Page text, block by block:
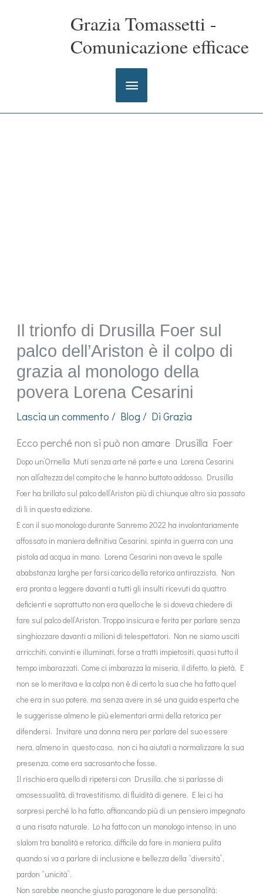
Grazia Tomassetti -
Comunicazione efficace
Menu
principale
Il trionfo di Drusilla Foer sul
palco dell’Ariston è il colpo di
grazia al monologo della
povera Lorena Cesarini
Lascia un commento / Blog / DiGrazia
Ecco perché non si può non amare Drusilla Foer
Dopo un’Ornella Muti senza arte né parte e una Lorena Cesarini
non all’altezza del compito che le hanno buttato addosso, Drusilla
Foer ha brillato sul palco dell’Ariston più di chiunque altro sia passato
di lì in questa edizione.
E con il suo monologo durante Sanremo 2022 ha involontariamente
affossato in maniera definitiva Cesarini, spinta in guerra con una
pistola ad acqua in mano. Lorena Cesarini non aveva le spalle
ababstanza larghe per farsi carico della retorica antirazzista. Non
era pronta a leggere davanti a tutti gli insulti ricevuti da quattro
deficienti e soprattutto non era quello che le si doveva chiedere di
fare sul palco dell’Ariston. Troppo insicura e ferita per parlare senza
singhiozzare davanti a milioni di telespettatori. Non ne siamo usciti
arricchiti, convinti e illuminati, forse a tratti impietositi, quasi tutto il
tempo imbarazzati. Come ci imbarazza la miseria, il difetto, la pietà. E
non se lo meritava e la colpa non è di certo la sua che ha fatto quel
che era in suo potere, ma senza avere in sé una guida esperta che
le suggerisse almeno le più elementari armi della retorica per
difendersi. Invitare una donna nera per parlare del suo essere
nera, almeno in questo caso, non ci ha aiutati a normalizzare la sua
presenza, come era sacrosanto che fosse.
Il rischio era quello di ripetersi con Drusilla, che si parlasse di
omosessualità, di travestitismo, di fluidità di genere. E lei ci ha
sorpresi perché lo ha fatto, affiancando più di un pensiero impegnato
a una risata naturale. Lo ha fatto con un monologo intenso, in uno
slalom tra banalità e retorica, difficile da fare in maniera pulita
quando si va a parlare di inclusione e bellezza della “diversità”,
pardon “unicità”.
Non sarebbe neanche giusto paragonare le due personalità: